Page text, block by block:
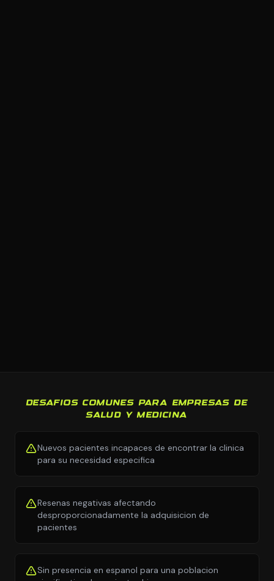
DESAFIOS COMUNES PARA EMPRESAS DE
SALUD Y MEDICINA
Nuevos pacientes incapaces de encontrar la clinica
para su necesidad especifica
Resenas negativas afectando
desproporcionadamente la adquisicion de
pacientes
Sin presencia en espanol para una poblacion